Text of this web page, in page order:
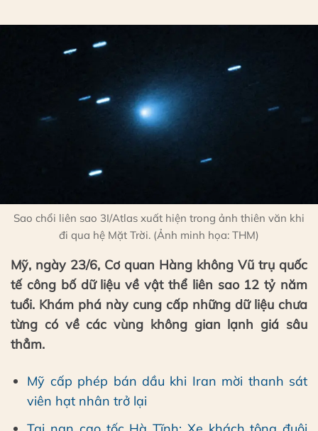
Sao chổi liên sao 3I/Atlas xuất hiện trong ảnh thiên văn khi
đi qua hệ Mặt Trời. (Ảnh minh họa: THM)
Mỹ, ngày 23/6, Cơ quan Hàng không Vũ trụ quốc
tế công bố dữ liệu về vật thể liên sao 12 tỷ năm
tuổi. Khám phá này cung cấp những dữ liệu chưa
từng có về các vùng không gian lạnh giá sâu
thẳm.
Mỹ cấp phép bán dầu khi Iran mời thanh sát
viên hạt nhân trở lại